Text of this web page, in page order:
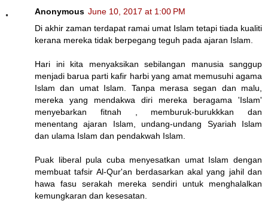
Anonymous June 10, 2017 at 1:00 PM
Di akhir zaman terdapat ramai umat Islam tetapi tiada kualiti
kerana mereka tidak berpegang teguh pada ajaran Islam.
Hari ini kita menyaksikan sebilangan manusia sanggup
menjadi barua parti kafir harbi yang amat memusuhi agama
Islam dan umat Islam. Tanpa merasa segan dan malu,
mereka yang mendakwa diri mereka beragama 'Islam'
menyebarkan fitnah , memburuk-burukkkan dan
menentang ajaran Islam, undang-undang Syariah Islam
dan ulama Islam dan pendakwah Islam.
Puak liberal pula cuba menyesatkan umat Islam dengan
membuat tafsir Al-Qur'an berdasarkan akal yang jahil dan
hawa fasu serakah mereka sendiri untuk menghalalkan
kemungkaran dan kesesatan.